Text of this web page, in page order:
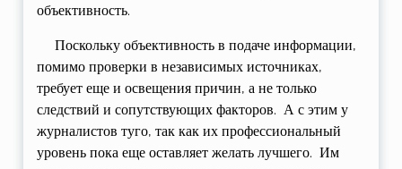
объективность.
Поскольку объективность в подаче информации,
помимо проверки в независимых источниках,
требует еще и освещения причин, а не только
следствий и сопутствующих факторов. А с этим у
журналистов туго, так как их профессиональный
уровень пока еще оставляет желать лучшего. Им